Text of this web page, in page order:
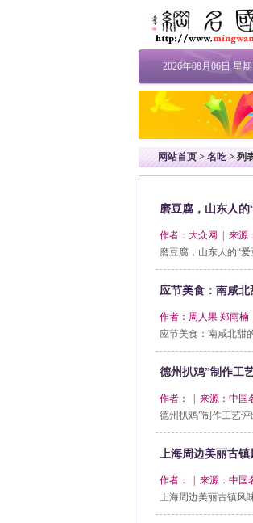
2026年08月06日 星期
网站首页 > 名吃> 列
磨豆腐，山东人的
作者：大众网 | 来源
磨豆腐，山东人的“爱
应节美食：南咸北
作者：周人果 郑雨
应节美食：南咸北甜
德州扒鸡”制作工
作者： | 来源：中国
德州扒鸡”制作工艺评
上海周边美丽古镇
作者： | 来源：中国
上海周边美丽古镇风